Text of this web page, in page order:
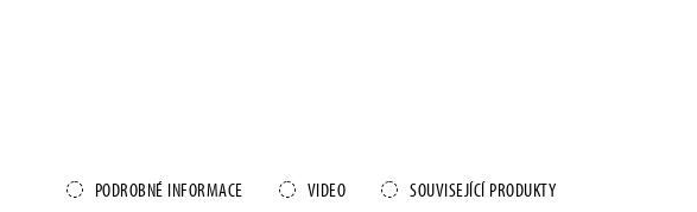
PODROBNÉ INFORMACE VIDEO SOUVISEJÍCÍ PRODUKTY